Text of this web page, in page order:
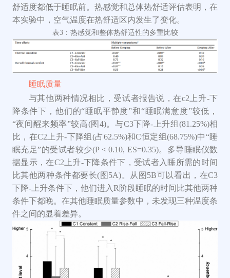
舒适度都低于睡眠前。热感觉和总体热舒适评估表明，在
本实验中，空气温度在热舒适区内发生了变化。
表3： 热感觉和整体热舒适性的多重比较
睡眠质量
与其他两种情况相比，受试者报告说，在c2上升-下
降条件下，他们的“睡眠平静度”和“睡眠满意度”较低，
“夜间醒来频率”较高(图4)。与C3下降-上升组(81.25%)相
比，在C2上升-下降组(占62.5%)和C恒定组(68.75%)中“睡
眠充足”的受试者较少(P < 0.10, ES=0.35)。多导睡眠仪数
据显示，在C2上升-下降条件下，受试者入睡所需的时间
比其他两种条件都要长(图5A)。从图5B可以看出，在C3
下降-上升条件下，他们进入R阶段睡眠的时间比其他两种
条件下都晚。在其他睡眠质量参数中，未发现三种温度条
件之间的显着差异。